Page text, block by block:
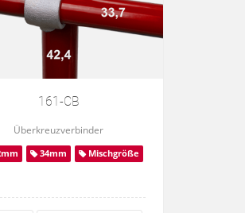
161-CB
Überkreuzverbinder
34mm Mischgröße